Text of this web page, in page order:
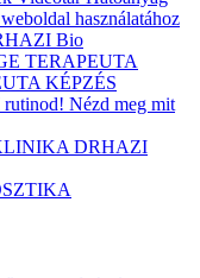
használatához
Bio
TERAPEUTA
KÉPZÉS
rutinod! Nézd meg mit
DRHAZI